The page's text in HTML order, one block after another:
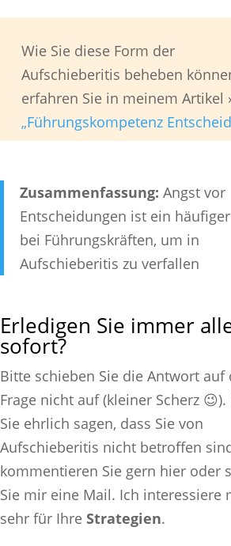
Wie Sie diese Form der
Aufschieberitis beheben
erfahren Sie in meinem Artikel
„Führungskompetenz
Zusammenfassung: Angst vor
Entscheidungen ist ein
bei Führungskräften, um in
Aufschieberitis zu verfallen
Erledigen Sie immer
sofort?
Bitte schieben Sie die Antwort auf
Frage nicht auf (kleiner Scherz 😉).
Sie ehrlich sagen, dass Sie von
Aufschieberitis nicht betroffen
kommentieren Sie gern hier oder
Sie mir eine Mail. Ich interessiere
sehr für Ihre Strategien.